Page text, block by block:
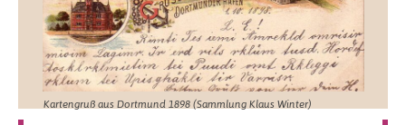
Kartengruß aus Dortmund 1898 (Sammlung Klaus Winter)